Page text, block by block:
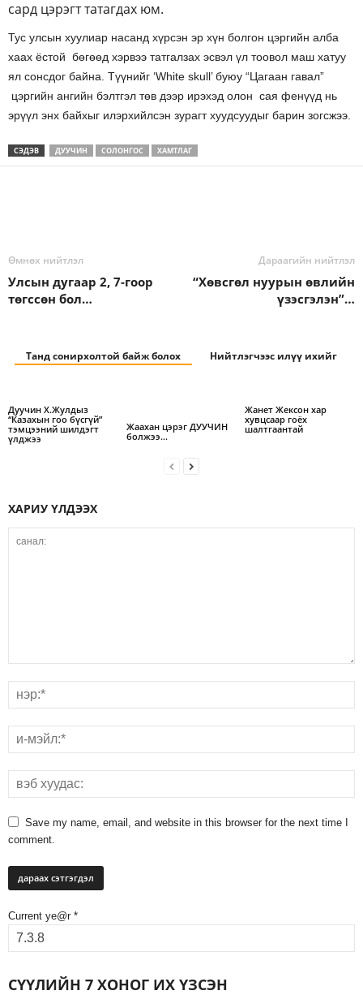
сард цэрэгт татагдах юм.
Тус улсын хуулиар насанд хүрсэн эр хүн болгон цэргийн алба
хаах ёстой бөгөөд хэрвээ татгалзах эсвэл үл тоовол маш хатуу
ял сонсдог байна. Түүнийг ‘White skull’ буюу “Цагаан гавал”
цэргийн ангийн бэлтгэл төв дээр ирэхэд олон сая фенүүд нь
эрүүл энх байхыг илэрхийлсэн зурагт хуудсуудыг барин зогсжээ.
СЭДЭВ ДУУЧИН СОЛОНГОС ХАМТЛАГ
Өмнөх нийтлэл
Улсын дугаар 2, 7-гоор
төгссөн бол…
Дараагийн нийтлэл
“Хөвсгөл нуурын өвлийн
үзэсгэлэн”…
Танд сонирхолтой байж болох Нийтлэгчээс илүү ихийг
Дуучин Х.Жулдыз
“Казахын гоо бүсгүй”
тэмцээний шилдэгт
үлджээ
Жаахан цэрэг ДУУЧИН
болжээ…
Жанет Жексон хар
хувцсаар гоёх
шалтгаантай
ХАРИУ ҮЛДЭЭХ
Save my name, email, and website in this browser for the next time I
comment.
Current ye@r *
СҮҮЛИЙН 7 ХОНОГ ИХ ҮЗСЭН